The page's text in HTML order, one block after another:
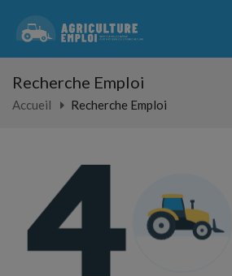
Recherche Emploi
Accueil Recherche Emploi